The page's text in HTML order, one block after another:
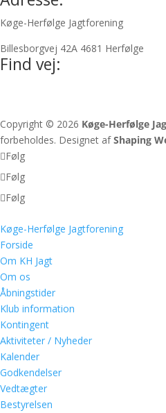
Køge-Herfølge Jagtforening
Billesborgvej 42A 4681 Herfølge
Find vej:
Copyright © 2026 Køge-Herfølge
forbeholdes. Designet afShaping
Følg
Følg
Følg
Køge-Herfølge Jagtforening
Forside
Om KH Jagt
Om os
Åbningstider
Klub information
Kontingent
Aktiviteter / Nyheder
Kalender
Godkendelser
Vedtægter
Bestyrelsen